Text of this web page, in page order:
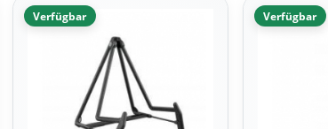
Verfügbar Verfügbar